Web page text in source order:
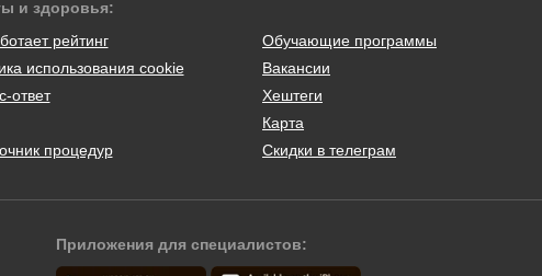
и здоровья:
рейтинг
использования cookie
ответ
процедур
Обучающие программы
Вакансии
Хештеги
Карта
Скидки в телеграм
Приложения для специалистов: